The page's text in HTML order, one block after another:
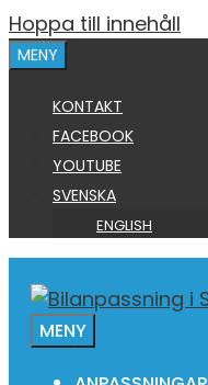
Hoppa till innehåll
MENY
KONTAKT
FACEBOOK
YOUTUBE
SVENSKA
ENGLISH
MENY